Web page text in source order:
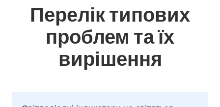
Перелік типових
проблем та їх
вирішення